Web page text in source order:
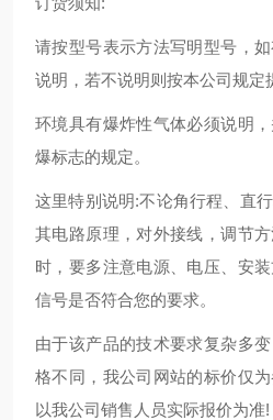
请按型号表示方法写明型号，
说明，若不说明则按本公司规定
环境具有爆炸性气体必须说明
爆标志的规定。
这里特别说明:不论角行程、直
其电路原理，对外接线，调节
时，要多注意电源、电压、安
信号是否符合您的要求。
由于该产品的技术要求复杂多
格不同，我公司网站的标价仅
以我公司销售人员实际报价为准!